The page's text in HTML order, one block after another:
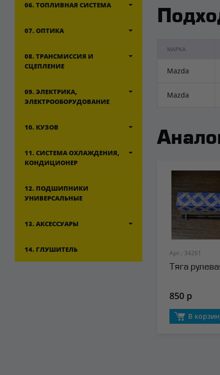
06. ТОПЛИВНАЯ СИСТЕМА
07. ОПТИКА
08. ТРАНСМИССИЯ И
СЦЕПЛЕНИЕ
09. ЭЛЕКТРИКА,
ЭЛЕКТРООБОРУДОВАНИЕ
10. КУЗОВ
11. СИСТЕМА ОХЛАЖДЕНИЯ,
КОНДИЦИОНЕР
12. ПОДШИПНИКИ
УНИВЕРСАЛЬНЫЕ
13. АКСЕССУАРЫ
14. ГЛУШИТЕЛЬ
МАРКА
Mazda
Mazda
Арт.: 34261
Тяга
850 р
В